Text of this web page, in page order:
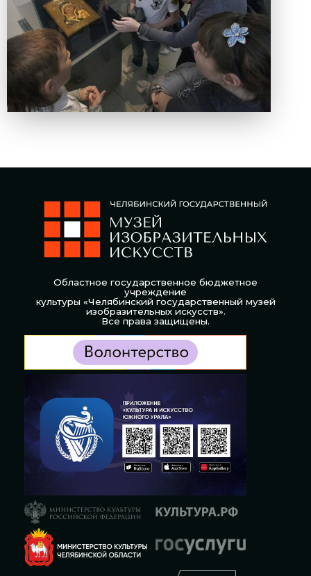
Областное государственное бюджетное
учреждение
культуры «Челябинский государственный музей
изобразительных искусств».
Все права защищены.